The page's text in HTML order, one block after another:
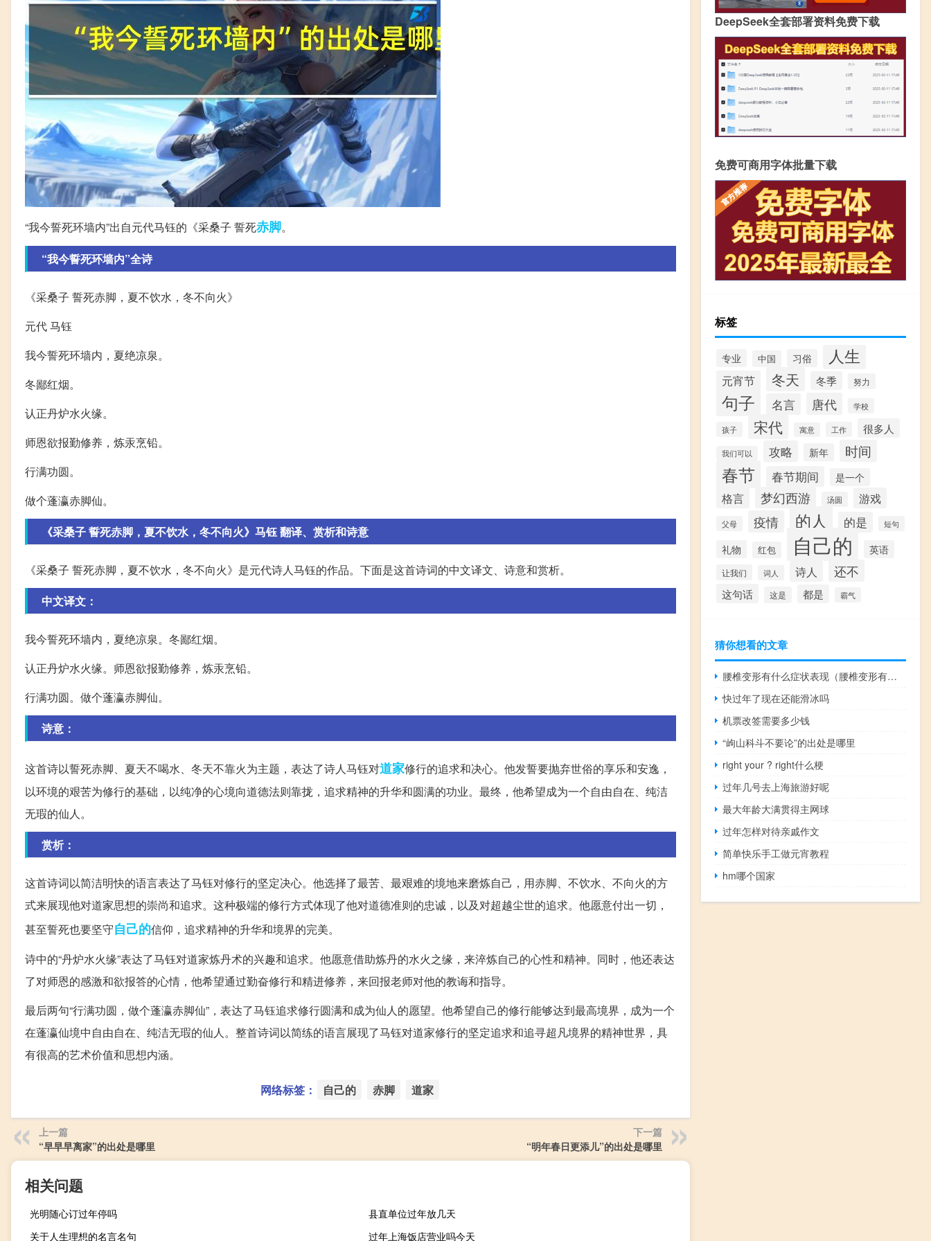
“我今誓死环墙内”出自元代马钰的《采桑子 誓死赤脚。
“我今誓死环墙内”全诗
《采桑子 誓死赤脚，夏不饮水，冬不向火》
元代 马钰
我今誓死环墙内，夏绝凉泉。
冬鄙红烟。
认正丹炉水火缘。
师恩欲报勤修养，炼汞烹铅。
行满功圆。
做个蓬瀛赤脚仙。
《采桑子 誓死赤脚，夏不饮水，冬不向火》马钰 翻译、赏析和诗意
《采桑子 誓死赤脚，夏不饮水，冬不向火》是元代诗人马钰的作品。下面是这首诗词的中文译文、诗意和赏析。
中文译文：
我今誓死环墙内，夏绝凉泉。冬鄙红烟。
认正丹炉水火缘。师恩欲报勤修养，炼汞烹铅。
行满功圆。做个蓬瀛赤脚仙。
诗意：
这首诗以誓死赤脚、夏天不喝水、冬天不靠火为主题，表达了诗人马钰对道家修行的追求和决心。他发誓要抛弃世俗的享乐和安逸，
以环境的艰苦为修行的基础，以纯净的心境向道德法则靠拢，追求精神的升华和圆满的功业。最终，他希望成为一个自由自在、纯洁
无瑕的仙人。
赏析：
这首诗词以简洁明快的语言表达了马钰对修行的坚定决心。他选择了最苦、最艰难的境地来磨炼自己，用赤脚、不饮水、不向火的方
式来展现他对道家思想的崇尚和追求。这种极端的修行方式体现了他对道德准则的忠诚，以及对超越尘世的追求。他愿意付出一切，
甚至誓死也要坚守自己的信仰，追求精神的升华和境界的完美。
诗中的“丹炉水火缘”表达了马钰对道家炼丹术的兴趣和追求。他愿意借助炼丹的水火之缘，来淬炼自己的心性和精神。同时，他还表达
了对师恩的感激和欲报答的心情，他希望通过勤奋修行和精进修养，来回报老师对他的教诲和指导。
最后两句“行满功圆，做个蓬瀛赤脚仙”，表达了马钰追求修行圆满和成为仙人的愿望。他希望自己的修行能够达到最高境界，成为一个
在蓬瀛仙境中自由自在、纯洁无瑕的仙人。整首诗词以简练的语言展现了马钰对道家修行的坚定追求和追寻超凡境界的精神世界，具
有很高的艺术价值和思想内涵。
网络标签： 自己的 赤脚 道家
上一篇
“早早早离家”的出处是哪里
下一篇
“明年春日更添儿”的出处是哪里
相关问题
光明随心订过年停吗
县直单位过年放几天
关于人生理想的名言名句
过年上海饭店营业吗今天
DeepSeek全套部署资料免费下载
免费可商用字体批量下载
标签
专业 中国 习俗 人生
元宵节 冬天 冬季 努力
句子 名言 唐代 学校
孩子 宋代 寓意 工作 很多人
我们可以 攻略 新年 时间
春节 春节期间 是一个
格言 梦幻西游 汤圆 游戏
父母 疫情 的人 的是 短句
礼物 红包 自己的 英语
让我们 词人 诗人 还不
这句话 这是 都是 霸气
猜你想看的文章
腰椎变形有什么症状表现（腰椎变形有什么症状）
快过年了现在还能滑冰吗
机票改签需要多少钱
“岣山科斗不要论”的出处是哪里
right your ? right什么梗
过年几号去上海旅游好呢
最大年龄大满贯得主网球
过年怎样对待亲戚作文
简单快乐手工做元宵教程
hm哪个国家